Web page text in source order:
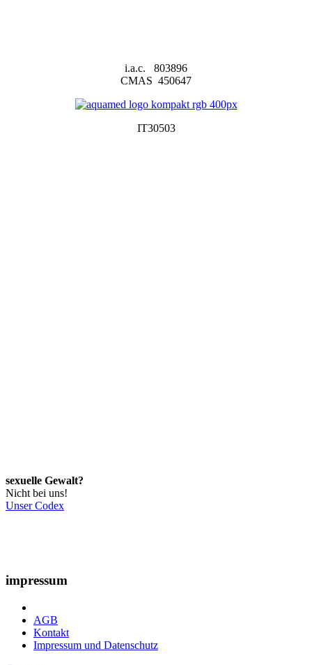
i.a.c. 803896
CMAS 450647
IT30503
sexuelle Gewalt?
Nicht bei uns!
Unser Codex
impressum
AGB
Kontakt
Impressum und Datenschutz